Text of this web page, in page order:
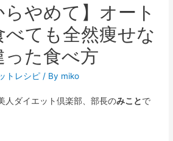
らやめて】オート
べても全然痩せな
った食べ方
トレシピ / By miko
人ダイエット倶楽部、部長のみことで